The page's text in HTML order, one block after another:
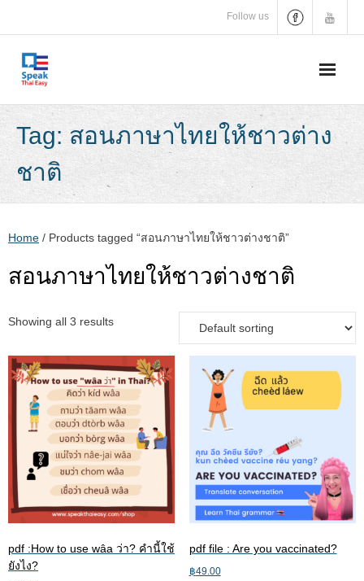
content
Follow us
Tag: สอนภาษาไทยให้ชาวต่าง
ชาติ
Home / Products tagged “สอนภาษาไทยให้ชาวต่างชาติ”
สอนภาษาไทยให้ชาวต่างชาติ
Showing all 3 results
pdf :How to use wâa ว่า? คำนี้ใช้
ยังไง?
pdf file : Are you vaccinated?
฿49.00